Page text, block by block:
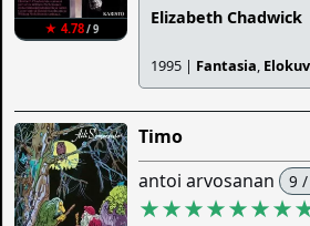
★ 4.78/ 9
Elizabeth Chadwick
1995 | Fantasia,
Timo
antoi arvosanan 9